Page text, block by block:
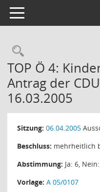
Toggle navigation
TOP Ö 4:
Antrag der
16.03.2005
Sitzung: 06.04.2005
Beschluss: mehrheitlich
Abstimmung: Ja: 6,
Vorlage: A 05/0107